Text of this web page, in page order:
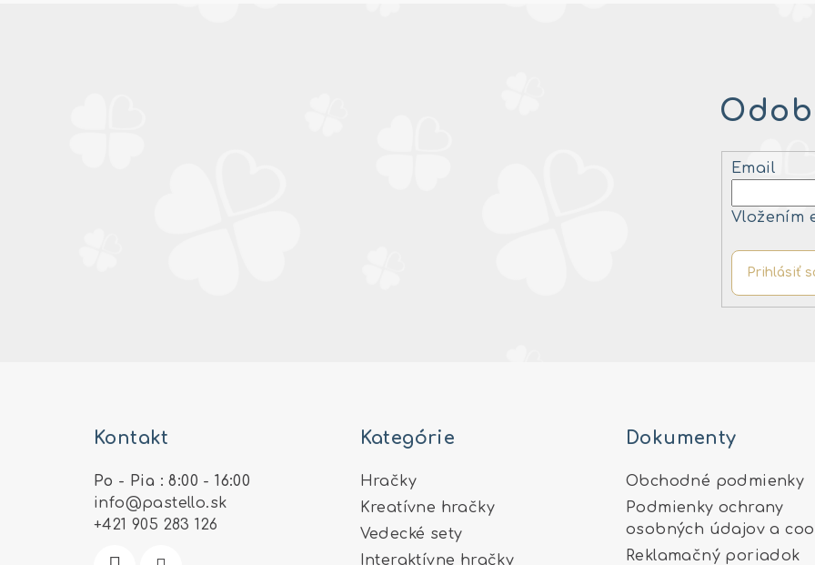
Email
Vložením
Prihlásiť
Kontakt
Po - Pia : 8:00 - 16:00
info@pastello.sk
+421 905 283 126
Kategórie
Hračky
Kreatívne hračky
Vedecké sety
Interaktívne hračky
Dokumenty
Obchodné podmienky
Podmienky ochrany
osobných údajov a
Reklamačný poriadok